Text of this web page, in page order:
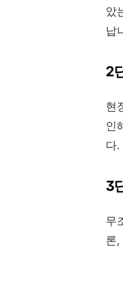
았
납
2
현
인
다.
3
무
론